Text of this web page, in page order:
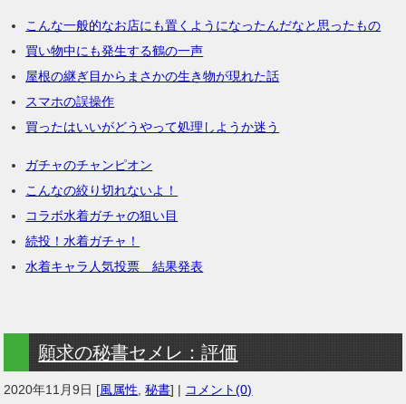
こんな一般的なお店にも置くようになったんだなと思ったもの
買い物中にも発生する鶴の一声
屋根の継ぎ目からまさかの生き物が現れた話
スマホの誤操作
買ったはいいがどうやって処理しようか迷う
ガチャのチャンピオン
こんなの絞り切れないよ！
コラボ水着ガチャの狙い目
続投！水着ガチャ！
水着キャラ人気投票 結果発表
願求の秘書セメレ：評価
2020年11月9日 [風属性 ,秘書] | コメント(0)